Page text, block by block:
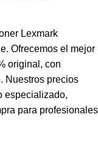
Lexmark
Ofrecemos el mejor
original, con
Nuestros precios
especializado,
para profesionales